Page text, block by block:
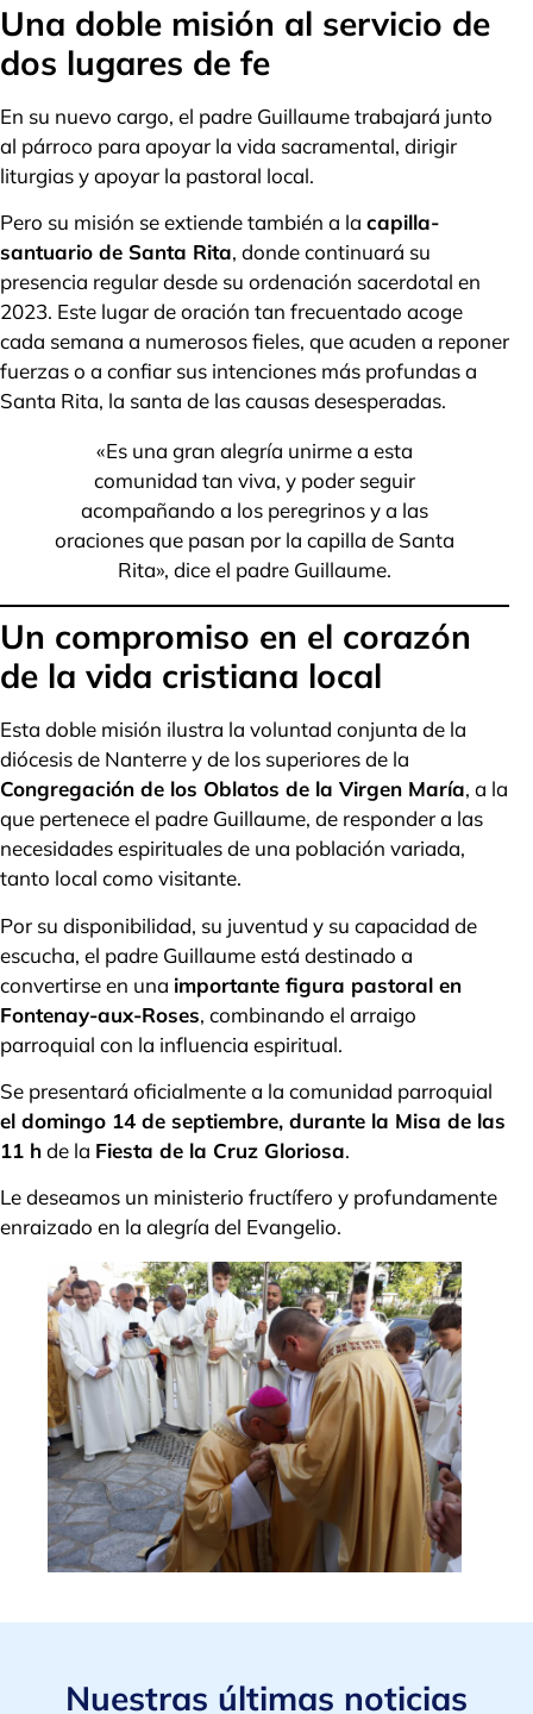
Una doble misión al servicio de
dos lugares de fe
En su nuevo cargo, el padre Guillaume trabajará junto
al párroco para apoyar la vida sacramental, dirigir
liturgias y apoyar la pastoral local.
Pero su misión se extiende también a la capilla-
santuario de Santa Rita, donde continuará su
presencia regular desde su ordenación sacerdotal en
2023. Este lugar de oración tan frecuentado acoge
cada semana a numerosos fieles, que acuden a reponer
fuerzas o a confiar sus intenciones más profundas a
Santa Rita, la santa de las causas desesperadas.
«Es una gran alegría unirme a esta
comunidad tan viva, y poder seguir
acompañando a los peregrinos y a las
oraciones que pasan por la capilla de Santa
Rita», dice el padre Guillaume.
Un compromiso en el corazón
de la vida cristiana local
Esta doble misión ilustra la voluntad conjunta de la
diócesis de Nanterre y de los superiores de la
Congregación de los Oblatos de la Virgen María, a la
que pertenece el padre Guillaume, de responder a las
necesidades espirituales de una población variada,
tanto local como visitante.
Por su disponibilidad, su juventud y su capacidad de
escucha, el padre Guillaume está destinado a
convertirse en una importante figura pastoral en
Fontenay-aux-Roses, combinando el arraigo
parroquial con la influencia espiritual.
Se presentará oficialmente a la comunidad parroquial
el domingo 14 de septiembre, durante la Misa de las
11 hde la Fiesta de la Cruz Gloriosa.
Le deseamos un ministerio fructífero y profundamente
enraizado en la alegría del Evangelio.
Nuestras últimas noticias